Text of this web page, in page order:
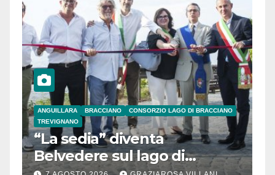
ANGUILLARA BRACCIANO
CONSORZIO LAGO DI BRACCIANO
TREVIGNANO
“La sedia” diventa
Belvedere sul lago di